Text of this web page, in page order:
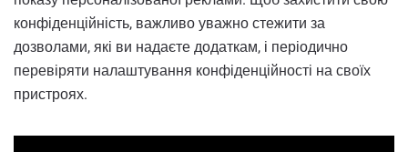
конфіденційність, важливо уважно стежити за
дозволами, які ви надаєте додаткам, і періодично
перевіряти налаштування конфіденційності на своїх
пристроях.